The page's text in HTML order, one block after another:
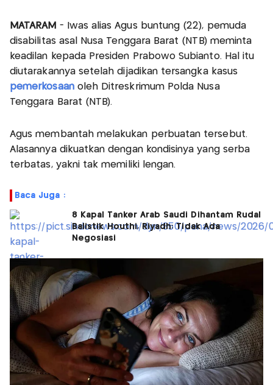
MATARAM - Iwas alias Agus buntung (22), pemuda
disabilitas asal Nusa Tenggara Barat (NTB) meminta
keadilan kepada Presiden Prabowo Subianto. Hal itu
diutarakannya setelah dijadikan tersangka kasus
pemerkosaan oleh Ditreskrimum Polda Nusa
Tenggara Barat (NTB).
Agus membantah melakukan perbuatan tersebut.
Alasannya dikuatkan dengan kondisinya yang serba
terbatas, yakni tak memiliki lengan.
Baca Juga :
8 Kapal Tanker Arab Saudi Dihantam Rudal
Balistik Houthi, Riyadh: Tidak Ada
Negosiasi